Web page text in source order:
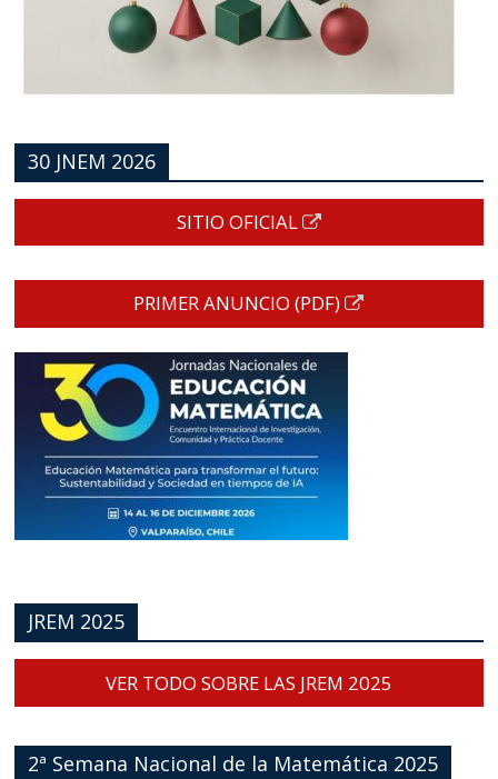
30 JNEM 2026
SITIO OFICIAL
PRIMER ANUNCIO (PDF)
JREM 2025
VER TODO SOBRE LAS JREM 2025
2ª Semana Nacional de la Matemática 2025